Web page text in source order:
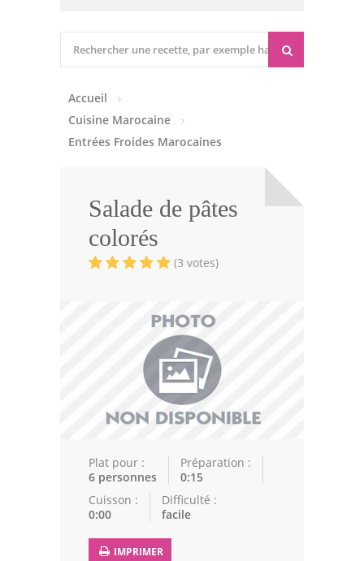
Entrées Froides
Tajines
Viandes
Volailles
Poissons
Recettes Marocaine
Tajines
Viandes
Poissons
Accueil
Cuisine Marocaine
Entrées Froides Marocaines
Salade de pâtes
colorés
(3 votes)
Plat pour :
6 personnes
Préparation :
0:15
Cuisson :
0:00
Difficulté :
facile
IMPRIMER